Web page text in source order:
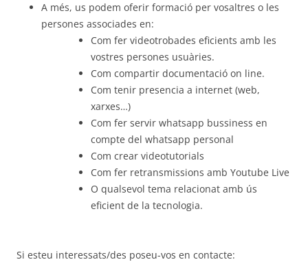
A més, us podem oferir formació per vosaltres o les
persones associades en:
Com fer videotrobades eficients amb les
vostres persones usuàries.
Com compartir documentació on line.
Com tenir presencia a internet (web,
xarxes…)
Com fer servir whatsapp bussiness en
compte del whatsapp personal
Com crear videotutorials
Com fer retransmissions amb Youtube Live
O qualsevol tema relacionat amb ús
eficient de la tecnologia.
Si esteu interessats/des poseu-vos en contacte: